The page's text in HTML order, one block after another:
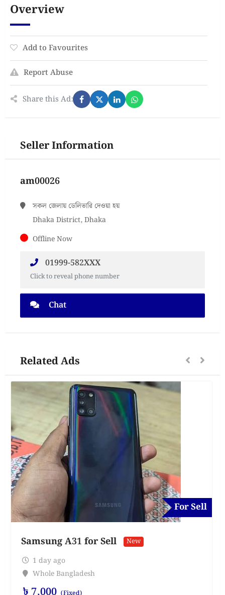
Overview
Add to Favourites
Report Abuse
Share this Ad:
Seller Information
am00026
সকল জেলায় ডেলিভারি দেওয়া হয়
Dhaka District, Dhaka
Offline Now
01999-582XXX
Click to reveal phone number
Chat
Related Ads
For Sell
Samsung A31 for Sell New
1 day ago
Whole Bangladesh